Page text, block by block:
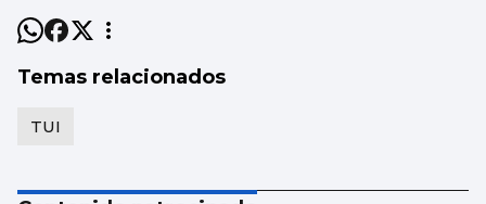
Temas relacionados
TUI